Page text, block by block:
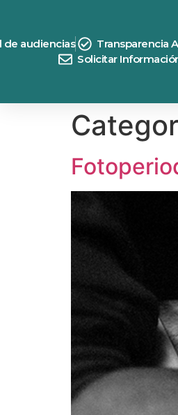
de audiencias Transparencia
Solicitar